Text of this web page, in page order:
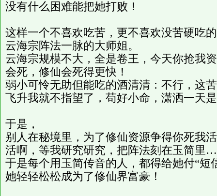
没有什么困难能把她打败！
这样一个不喜欢吃苦，更不喜欢没苦硬吃
云海宗阵法一脉的大师姐。
云海宗规模不大，全是卷王，今天你抢我
会死，修仙会死得更快！
弱小可怜无助但能吃的酒清清：不行，这
飞升我就不指望了，苟好小命，潇洒一天
于是，
别人在秘境里，为了修仙资源争得你死我
活啊，等我研究研究，把阵法刻在玉简里
于是每个用玉简传音的人，都得给她付“短
她轻轻松松成为了修仙界富豪！